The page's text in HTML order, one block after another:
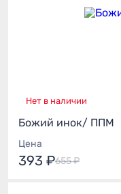
Нет в наличии
Божий инок/ ППМ
Цена
393 ₽655 ₽